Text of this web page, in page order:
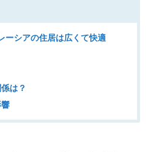
ーシアの住居は広くて快適
は？